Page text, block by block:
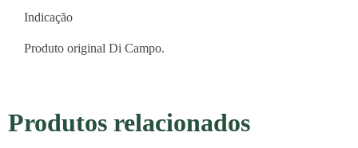
Indicação
Produto original Di Campo.
Produtos relacionados